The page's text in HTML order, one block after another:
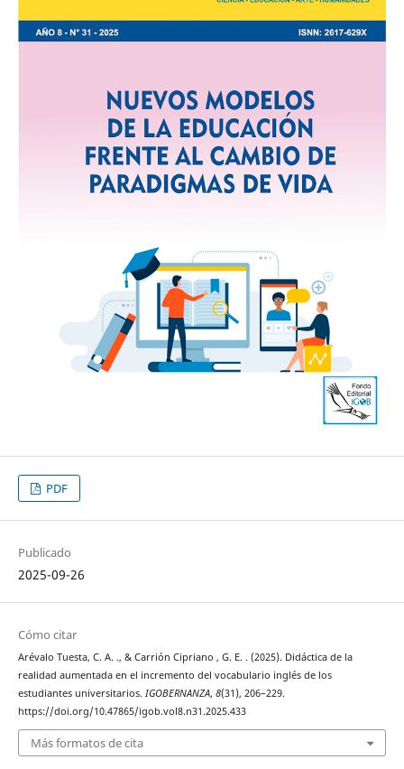
PDF
Publicado
2025-09-26
Cómo citar
Arévalo Tuesta, C. A. ., & Carrión Cipriano , G. E. . (2025). Didáctica de la
realidad aumentada en el incremento del vocabulario inglés de los
estudiantes universitarios. IGOBERNANZA, 8(31), 206–229.
https://doi.org/10.47865/igob.vol8.n31.2025.433
Más formatos de cita